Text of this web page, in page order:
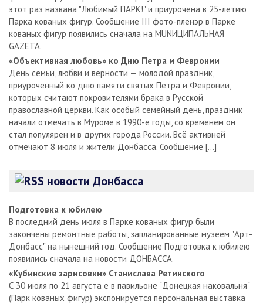
этот раз названа "Любимый ПАРК!" и приурочена в 25-летию
Парка кованых фигур. Сообщение III фото-пленэр в Парке
кованых фигур появились сначала на MUNИЦИПАЛЬНАЯ
GAZЕТА.
«Объективная любовь» ко Дню Петра и Февронии
День семьи, любви и верности — молодой праздник,
приуроченный ко дню памяти святых Петра и Февронии,
которых считают покровителями брака в Русской
православной церкви. Как особый семейный день, праздник
начали отмечать в Муроме в 1990-е годы, со временем он
стал популярен и в других города России. Всё активней
отмечают 8 июля и жители Донбасса. Сообщение […]
новости Донбасса
Подготовка к юбилею
В последний день июля в Парке кованых фигур были
закончены ремонтные работы, запланированные музеем "Арт-
Донбасс" на нынешний год. Сообщение Подготовка к юбилею
появились сначала на новости ДОНБАССА.
«Кубинские зарисовки» Станислава Ретинского
С 30 июля по 21 августа е в павильоне "Донецкая наковальня"
(Парк кованых фигур) экспонируется персональная выставка